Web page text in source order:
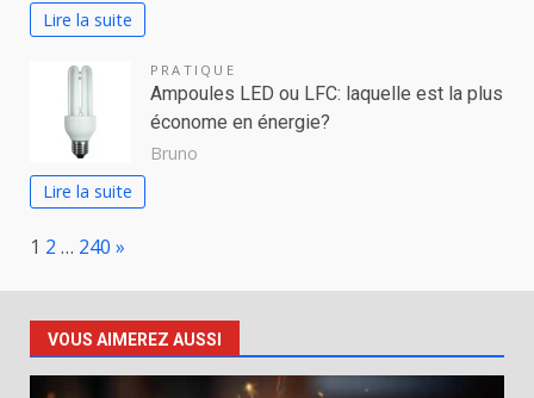
Lire la suite
PRATIQUE
Ampoules LED ou LFC: laquelle est la plus
économe en énergie?
Bruno
Lire la suite
Page:
1 2 … 240 Next
»
VOUS AIMEREZ AUSSI